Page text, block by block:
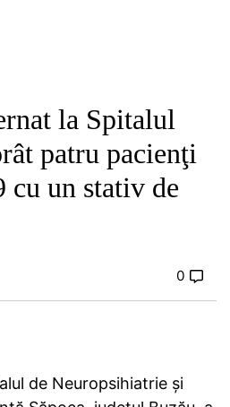
la Spitalul
patru pacienţi
cu un stativ de
0
de Neuropsihiatrie şi